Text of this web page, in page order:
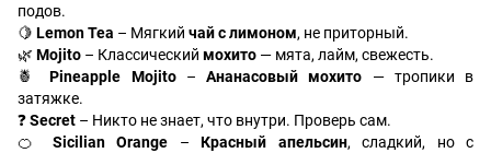
подов.
🍋 Lemon Tea – Мягкий чай с лимоном, не приторный.
🌿 Mojito – Классический мохито — мята, лайм, свежесть.
🍍Pineapple Mojito–Ананасовый мохито — тропики в
затяжке.
❓Secret – Никто не знает, что внутри. Проверь сам.
🍊 Sicilian Orange –Красный апельсин, сладкий, но с